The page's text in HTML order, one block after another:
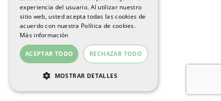
CATALAN
experiencia del usuario. Al utilizar nuestro
sitio web, usted acepta todas las cookies de
acuerdo con nuestra Política de cookies.
Más información
ACEPTAR TODO RECHAZAR TODO
MOSTRAR DETALLES
COOKIES ESTRICTAMENTE